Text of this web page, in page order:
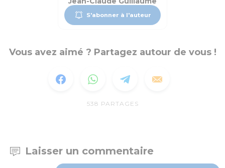
S'abonner à l'auteur
Vous avez aimé ? Partagez autour de vous !
538 PARTAGES
Laisser un commentaire